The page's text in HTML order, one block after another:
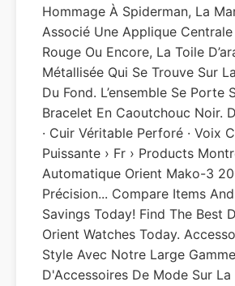
Hommage À Spiderman, La
Associé Une Applique
Rouge Ou Encore, La Toile
Métallisée Qui Se Trouve Sur
Du Fond. L’ensemble Se Porte
Bracelet En Caoutchouc Noir.
· Cuir Véritable Perforé · Voix
Puissante › Fr › Products
Automatique Orient Mako-3
Précision... Compare Items
Savings Today! Find The Best
Orient Watches Today.
Style Avec Notre Large Gamme
D'Accessoires De Mode Sur La